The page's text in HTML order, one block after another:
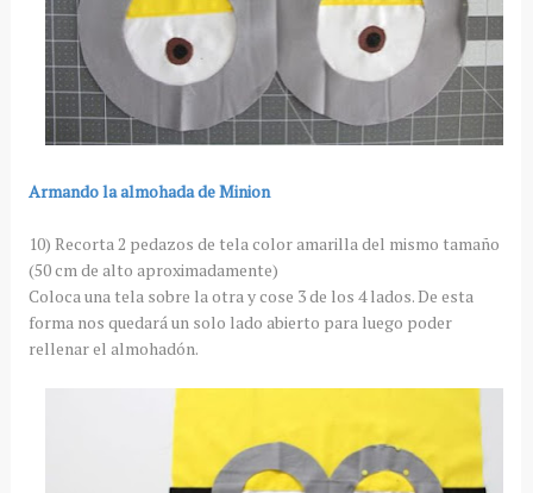
Armando la almohada de Minion
10) Recorta 2 pedazos de tela color amarilla del mismo tamaño
(50 cm de alto aproximadamente)
Coloca una tela sobre la otra y cose 3 de los 4 lados. De esta
forma nos quedará un solo lado abierto para luego poder
rellenar el almohadón.